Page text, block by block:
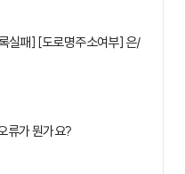
실패] [도로명주소여부] 은/
가 뭔가요?